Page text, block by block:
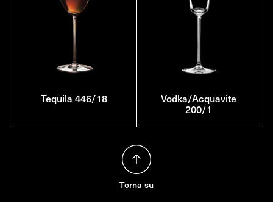
Tequila 446/18 Vodka/Acquavite
200/1
Torna su